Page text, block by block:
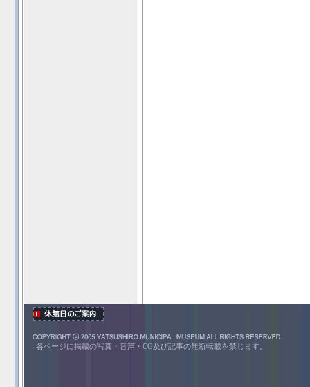
各ページに掲載の写真・音声・CG及び記事の無断転載を禁じます。